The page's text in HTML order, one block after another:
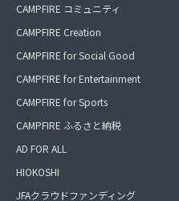
CAMPFIRE コミュニティ
CAMPFIRE Creation
CAMPFIRE for Social Good
CAMPFIRE for Entertainment
CAMPFIRE for Sports
CAMPFIRE ふるさと納税
AD FOR ALL
HIOKOSHI
JFAクラウドファンディング